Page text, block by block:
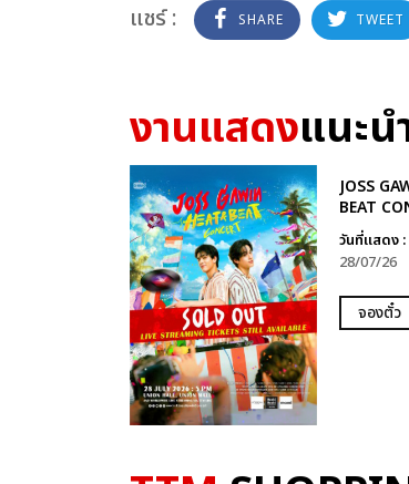
แชร์ : SHARE TWEET
งานแสดงแนะน
JOSS
BEAT
วันที่แสดง :
28/07/26
จองตั๋ว